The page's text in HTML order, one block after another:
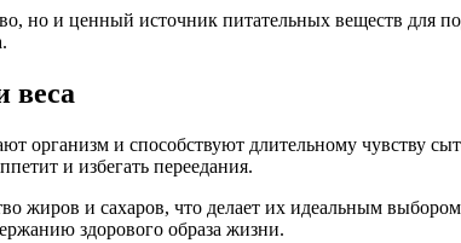
но и ценный источник питательных веществ для
веса
организм и способствуют длительному чувству
и избегать переедания.
жиров и сахаров, что делает их идеальным
здорового образа жизни.